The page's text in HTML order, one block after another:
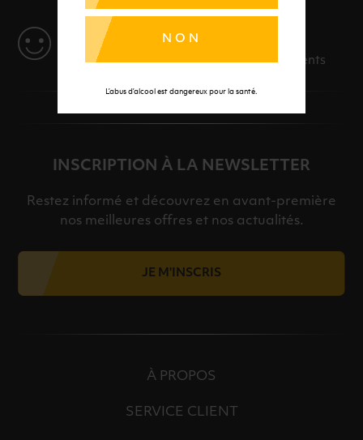
NON
L’abus d’alcool est dangereux pour la santé.
SERVICE
Des solutions adaptées à vos événements
INSCRIPTION À LA NEWSLETTER
Restez informé et découvrez en avant-première
nos meilleures offres et nos actualités.
JE M'INSCRIS
À PROPOS
SERVICE CLIENT